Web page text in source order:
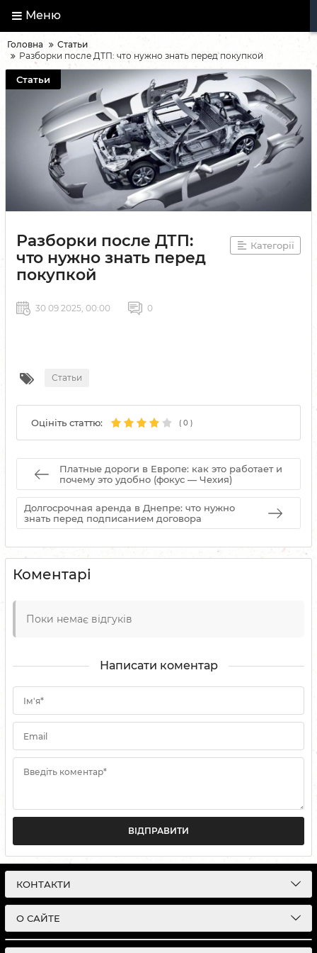
Меню
Головна
Статьи
Разборки после ДТП: что нужно знать перед покупкой
Статьи
Разборки после ДТП:
что нужно знать перед
покупкой
Категорії
30 09 2025, 00:00 0
Статьи
Оцініть статтю: ( 0 )
Платные дороги в Европе: как это работает и
почему это удобно (фокус — Чехия)
Долгосрочная аренда в Днепре: что нужно
знать перед подписанием договора
Коментарі
Поки немає відгуків
Написати коментар
Ім'я*
Email
Введіть коментар*
ВІДПРАВИТИ
КОНТАКТИ
О САЙТЕ